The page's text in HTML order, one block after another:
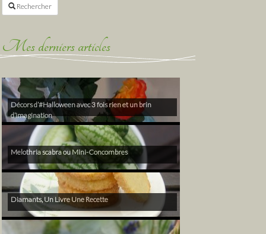
Rechercher
Mes derniers articles
Décors d’#Halloween avec 3 fois rien et un brin
d’imagination
Melothria scabra ou Mini-Concombres
Diamants, Un Livre Une Recette